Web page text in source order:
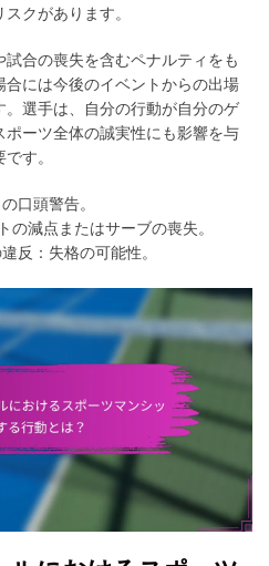
クがあります。
合の喪失を含むペナルティをも
には今後のイベントからの出場
選手は、自分の行動が自分のゲ
ーツ全体の誠実性にも影響を与
す。
口頭警告。
の減点またはサーブの喪失。
反：失格の可能性。